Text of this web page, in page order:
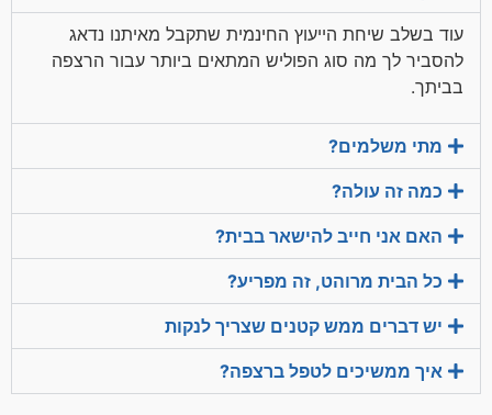
עוד בשלב שיחת הייעוץ החינמית שתקבל מאיתנו נדאג
להסביר לך מה סוג הפוליש המתאים ביותר עבור הרצפה
בביתך.
מתי משלמים?
כמה זה עולה?
האם אני חייב להישאר בבית?
כל הבית מרוהט, זה מפריע?
יש דברים ממש קטנים שצריך לנקות
איך ממשיכים לטפל ברצפה?